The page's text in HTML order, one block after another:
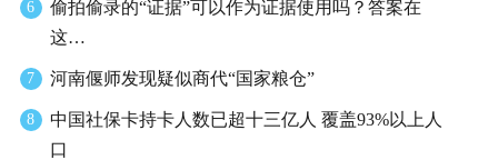
6
偷拍偷录的“证据”可以作为证据使用吗？答案在
这…
7 河南偃师发现疑似商代“国家粮仓”
8
中国社保卡持卡人数已超十三亿人 覆盖93%以上人
口